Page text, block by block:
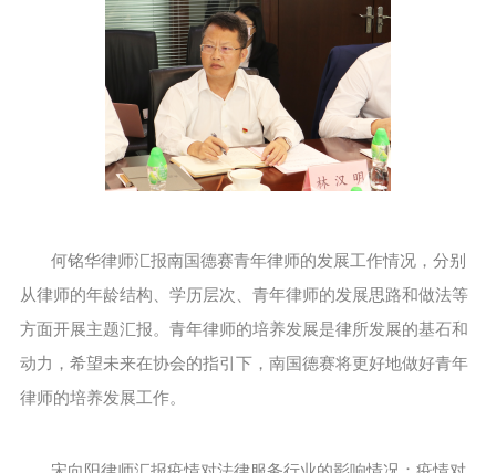
何铭华律师汇报南国德赛青年律师的发展工作情况，分别
从律师的年龄结构、学历层次、青年律师的发展思路和做法等
方面开展主题汇报。青年律师的培养发展是律所发展的基石和
动力，希望未来在协会的指引下，南国德赛将更好地做好青年
律师的培养发展工作。